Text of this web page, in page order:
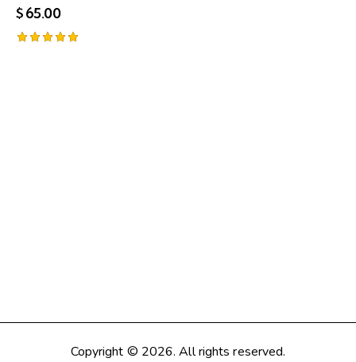
$65.00
Copyright © 2026. All rights reserved.